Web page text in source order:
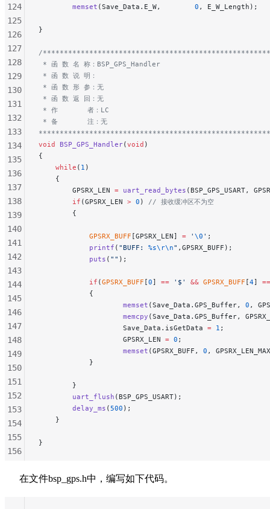
        memset
(Save_Data.E_W, 0 , E_W_Length);
}
/
* 函 数 名 称：BSP_GPS_Handler
* 函 数 说 明：
* 函 数 形 参：无
* 函 数 返 回：无
* 作       者：LC
* 备       注：无
void BSP_GPS_Handler(void )
{
    while
( 1 )
    {
        GPSRX_LEN
= uart_read_bytes (BSP_GPS_USART,
        if
(GPSRX_LEN > 0 )
// 接收缓冲区不为空
        {
            GPSRX_BUFF
[GPSRX_LEN] = ' \0 ' ;
            printf
( "BUFF: %s\r\n" ,GPSRX_BUFF);
            puts
( "" );
            if
(GPSRX_BUFF [0] == '$' && GPSRX_BUFF [4] ==
            {
                    memset
(Save_Data.GPS_Buffer, 0 ,
                    memcpy
(Save_Data.GPS_Buffer,
                    Save_Data.isGetData
= 1 ;
                    GPSRX_LEN
= 0 ;
                    memset
(GPSRX_BUFF, 0 ,
            }
        }
        uart_flush
(BSP_GPS_USART);
        delay_ms
( 500 );
    }
}
124
125
126
127
128
129
130
131
132
133
134
135
136
137
138
139
140
141
142
143
144
145
146
147
148
149
150
151
152
153
154
155
156
158在文件bsp_gps.h中，编写如下代码。